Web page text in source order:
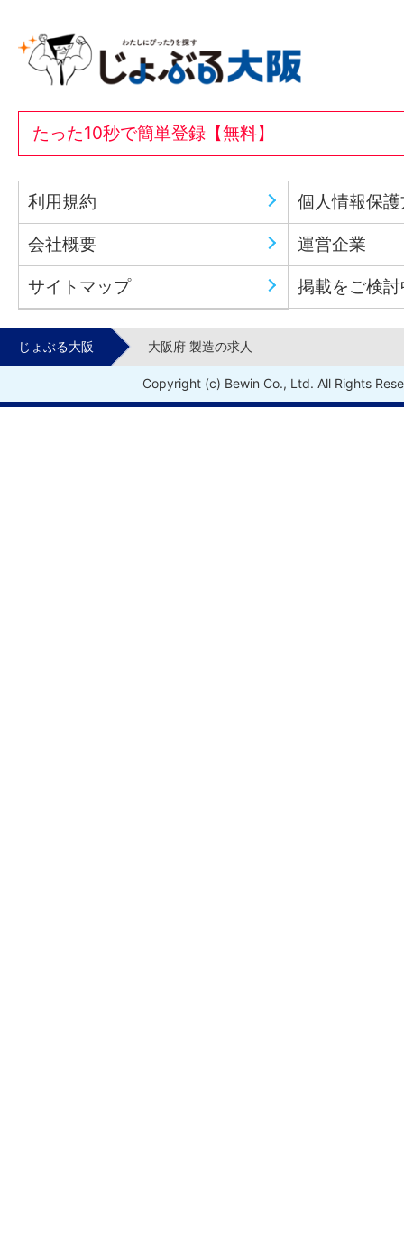
たった10秒で簡単登録【無料】
利用規約 個人情報保
会社概要 運営企業
サイトマップ 掲載をご検
じょぶる大阪 大阪府 製造の求人
Copyright (c) Bewin Co., Ltd. All Rights